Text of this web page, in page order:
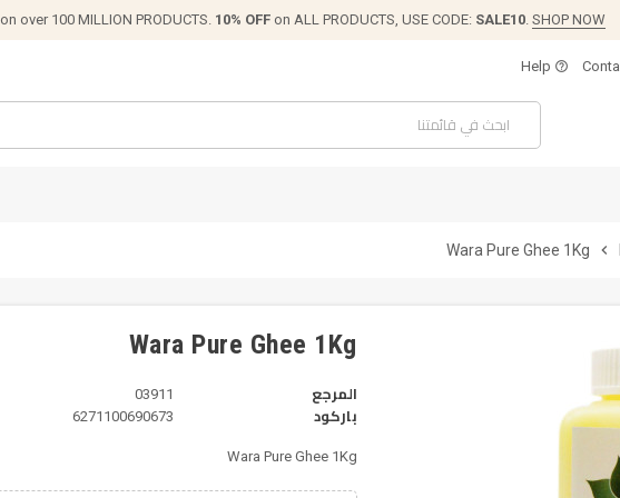
on over 100 MILLION PRODUCTS. 10% OFF on ALL PRODUCTS, USE CODE: SALE10. SHOP NOW
help_outline
chevron_right
Wara Pure Ghee 1Kg
Wara Pure Ghee 1Kg
المرجع
03911
باركود
6271100690673
Wara Pure Ghee 1Kg